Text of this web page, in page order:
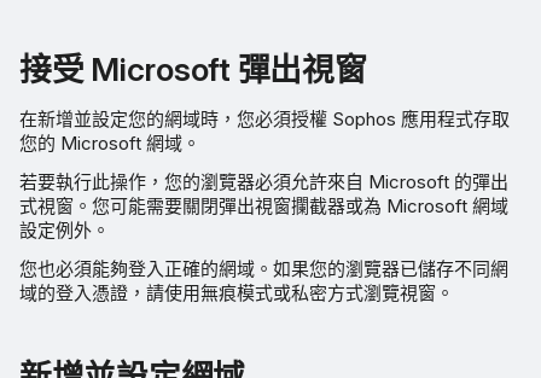
接受 Microsoft 彈出視窗
在新增並設定您的網域時，您必須授權 Sophos 應用程式存取
您的 Microsoft 網域。
若要執行此操作，您的瀏覽器必須允許來自 Microsoft 的彈出
式視窗。您可能需要關閉彈出視窗攔截器或為 Microsoft 網域
設定例外。
您也必須能夠登入正確的網域。如果您的瀏覽器已儲存不同網
域的登入憑證，請使用無痕模式或私密方式瀏覽視窗。